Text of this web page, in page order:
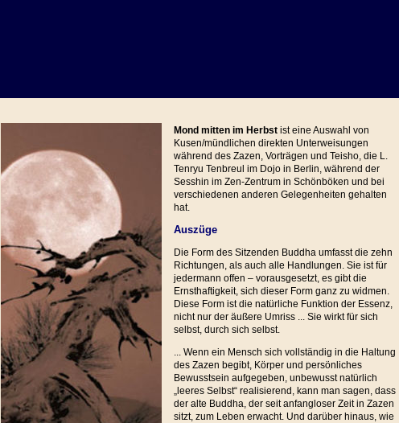
Mond mitten im Herbst ist eine Auswahl von
Kusen/mündlichen direkten Unterweisungen
während des Zazen, Vorträgen und Teisho, die L.
Tenryu Tenbreul im Dojo in Berlin, während der
Sesshin im Zen-Zentrum in Schönböken und bei
verschiedenen anderen Gelegenheiten gehalten
hat.
Auszüge
Die Form des Sitzenden Buddha umfasst die zehn
Richtungen, als auch alle Handlungen. Sie ist für
jedermann offen – vorausgesetzt, es gibt die
Ernsthaftigkeit, sich dieser Form ganz zu widmen.
Diese Form ist die natürliche Funktion der Essenz,
nicht nur der äußere Umriss ... Sie wirkt für sich
selbst, durch sich selbst.
... Wenn ein Mensch sich vollständig in die Haltung
des Zazen begibt, Körper und persönliches
Bewusstsein aufgegeben, unbewusst natürlich
„leeres Selbst“ realisierend, kann man sagen, dass
der alte Buddha, der seit anfangloser Zeit in Zazen
sitzt, zum Leben erwacht. Und darüber hinaus, wie